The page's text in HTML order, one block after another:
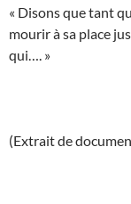
« Disons que tant
mourir à sa place
qui…. »
(Extrait de